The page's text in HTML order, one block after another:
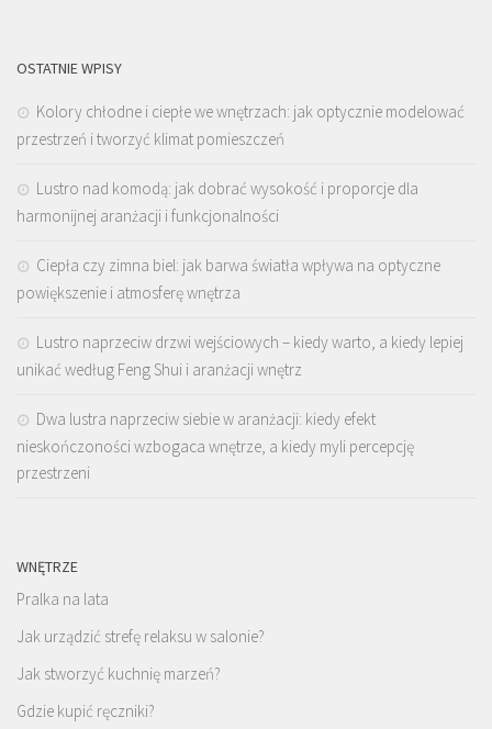
OSTATNIE WPISY
Kolory chłodne i ciepłe we wnętrzach: jak optycznie modelować
przestrzeń i tworzyć klimat pomieszczeń
Lustro nad komodą: jak dobrać wysokość i proporcje dla
harmonijnej aranżacji i funkcjonalności
Ciepła czy zimna biel: jak barwa światła wpływa na optyczne
powiększenie i atmosferę wnętrza
Lustro naprzeciw drzwi wejściowych – kiedy warto, a kiedy lepiej
unikać według Feng Shui i aranżacji wnętrz
Dwa lustra naprzeciw siebie w aranżacji: kiedy efekt
nieskończoności wzbogaca wnętrze, a kiedy myli percepcję
przestrzeni
WNĘTRZE
Pralka na lata
Jak urządzić strefę relaksu w salonie?
Jak stworzyć kuchnię marzeń?
Gdzie kupić ręczniki?